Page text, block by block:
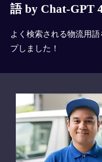
語 by Chat-GPT
よく検索される物流用
プしました！